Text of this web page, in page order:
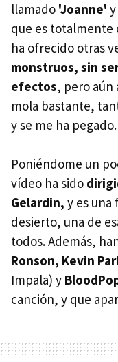
llamado 'Joanne'
que es totalmente
ha ofrecido otras
monstruos, sin
efectos, pero aún
mola bastante,
y se me ha pegado.
Poniéndome un
vídeo ha sido
Gelardin, y es una
desierto, una de
todos. Además,
Ronson, Kevin
Impala) y
canción, y que